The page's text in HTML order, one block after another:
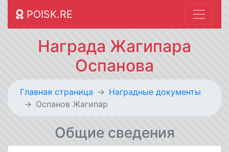
POISK.RE
Награда Жагипара
Оспанова
Главная страница
Наградные документы
Оспанов Жагипар
Общие сведения